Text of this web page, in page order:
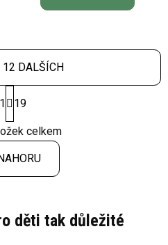
O
v
l
á
d
12 DALŠÍCH
t
r
á
n
k
1 19
celkem
děti tak důležité